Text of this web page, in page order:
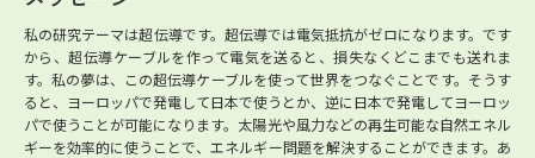
私の研究テーマは超伝導です。超伝導では電気抵抗がゼロになります。です
から、超伝導ケーブルを作って電気を送ると、損失なくどこまでも送れま
す。私の夢は、この超伝導ケーブルを使って世界をつなぐことです。そうす
ると、ヨーロッパで発電して日本で使うとか、逆に日本で発電してヨーロッ
パで使うことが可能になります。太陽光や風力などの再生可能な自然エネル
ギーを効率的に使うことで、エネルギー問題を解決することができます。あ